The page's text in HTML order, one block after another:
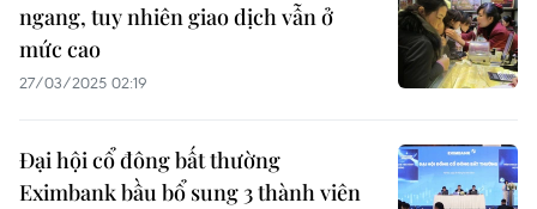
ngang, tuy nhiên giao dịch vẫn ở
mức cao
27/03/2025 02:19
Đại hội cổ đông bất thường
Eximbank bầu bổ sung 3 thành viên